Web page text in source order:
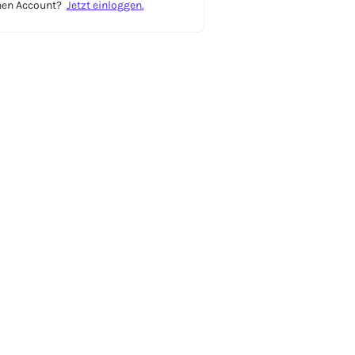
Account? Jetzt einloggen.